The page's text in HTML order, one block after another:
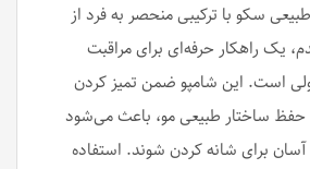
سکو با ترکیبی منحصر به فرد از
یک راهکار حرفه‌ای برای مراقبت
است. این شامپو ضمن تمیز کردن
حفظ ساختار طبیعی مو، باعث می‌شود
برای شانه کردن شوند. استفاده